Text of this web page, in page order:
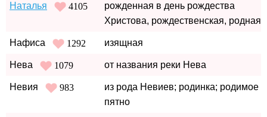
Наталья 4105
рожденная в день рождества
Христова, рождественская, родная
Нафиса 1292 изящная
Нева 1079 от названия реки Нева
Невия 983
из рода Невиев; родинка; родимое
пятно